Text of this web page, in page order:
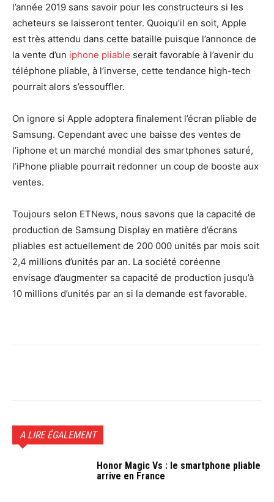
l’année 2019 sans savoir pour les constructeurs si les
acheteurs se laisseront tenter. Quoiqu’il en soit, Apple
est très attendu dans cette bataille puisque l’annonce de
la vente d’un iphone pliable serait favorable à l’avenir du
téléphone pliable, à l’inverse, cette tendance high-tech
pourrait alors s’essouffler.
On ignore si Apple adoptera finalement l’écran pliable de
Samsung. Cependant avec une baisse des ventes de
l’iphone et un marché mondial des smartphones saturé,
l’iPhone pliable pourrait redonner un coup de booste aux
ventes.
Toujours selon ETNews, nous savons que la capacité de
production de Samsung Display en matière d’écrans
pliables est actuellement de 200 000 unités par mois soit
2,4 millions d’unités par an. La société coréenne
envisage d’augmenter sa capacité de production jusqu’à
10 millions d’unités par an si la demande est favorable.
A LIRE ÉGALEMENT
Honor Magic Vs : le smartphone pliable
arrive en France